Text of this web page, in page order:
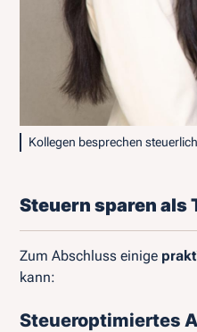
Kollegen besprechen
Steuern sparen als
Zum Abschluss einige
kann:
Steueroptimiertes